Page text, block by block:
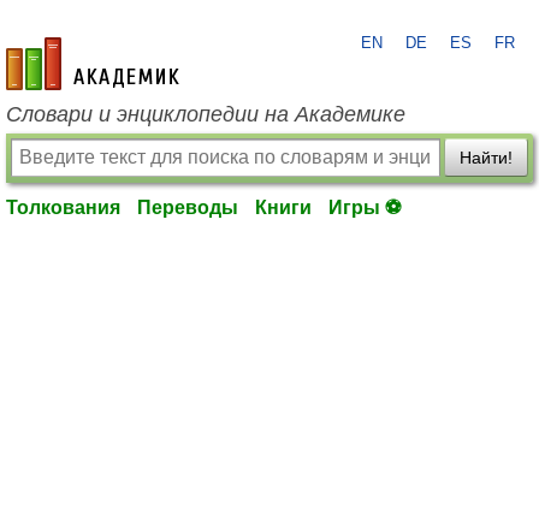
academic.ru
EN DE ES FR
Словари и энциклопедии на Академике
Найти!
Толкования Переводы Книги Игры ⚽